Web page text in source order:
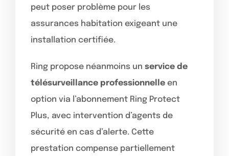
peut poser problème pour les
assurances habitation exigeant une
installation certifiée.
Ring propose néanmoins un service de
télésurveillance professionnelle en
option via l’abonnement Ring Protect
Plus, avec intervention d’agents de
sécurité en cas d’alerte. Cette
prestation compense partiellement